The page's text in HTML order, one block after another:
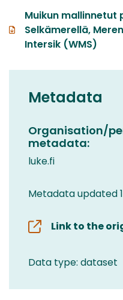
Muikun
Selkämerellä,
Intersik (WMS)
Metadata
Organisation/
metadata:
luke.fi
Metadata updated
Link to the
Data type: dataset